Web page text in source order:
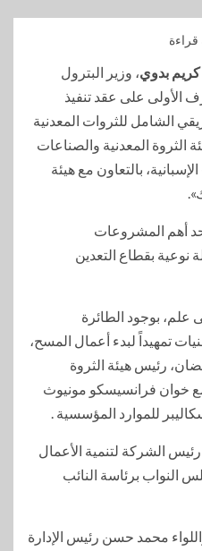
كريم بدوي، وزير البترول
الأولى على عقد تنفيذ
الشامل للثروات المعدنية
الثروة المعدنية والصناعات
بالتعاون مع هيئة
أهم المشروعات
نوعية بقطاع التعدين
بوجود الطائرة
تمهيداً لبدء أعمال المسح،
رئيس هيئة الثروة
مع خوان فرانسيسكو مونيوث
للموارد المؤسسية .
الشركة لتنمية الأعمال
النواب برئاسة النائب
محمد حسن رئيس الإدارة